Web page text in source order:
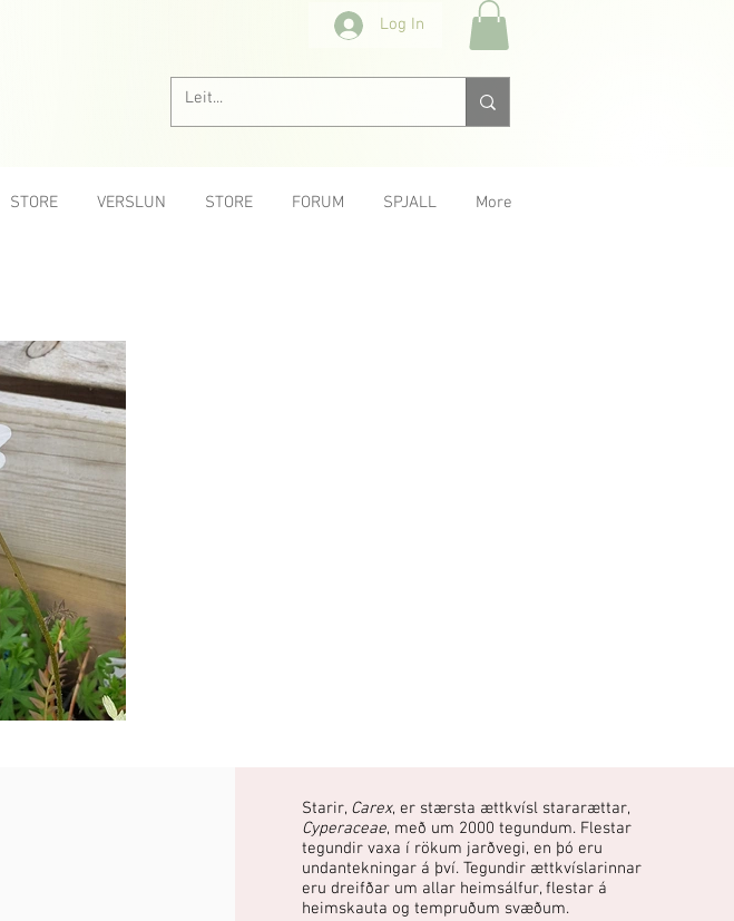
Log In
STORE VERSLUN STORE FORUM SPJALL More
Starir, Carex, er stærsta ættkvísl stararættar,
Cyperaceae, með um 2000 tegundum. Flestar
tegundir vaxa í rökum jarðvegi, en þó eru
undantekningar á því. Tegundir ættkvíslarinnar
eru dreifðar um allar heimsálfur, flestar á
heimskauta og tempruðum svæðum.